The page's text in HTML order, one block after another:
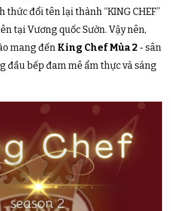
thức đổi tên lại thành “KING CHEF”
tại Vương quốc Sườn. Vậy nên,
mang đến King Chef Mùa 2 - sân
đầu bếp đam mê ẩm thực và sáng